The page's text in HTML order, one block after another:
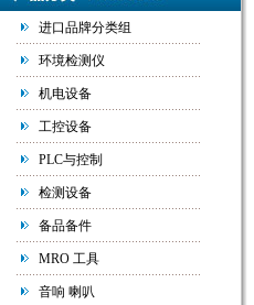
进口品牌分类组
环境检测仪
机电设备
工控设备
PLC与控制
检测设备
备品备件
MRO 工具
音响 喇叭